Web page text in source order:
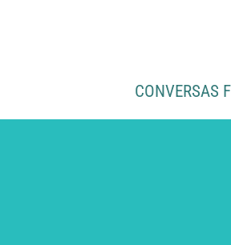
CONVERSAS